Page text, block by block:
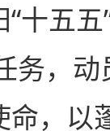
十五
务，
，以